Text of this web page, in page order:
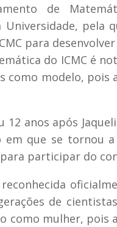
de
Universidade, pela
para
do ICMC é
como modelo,
12 anos após
em que se tornou
participar do
reconhecida
de
como mulher, pois